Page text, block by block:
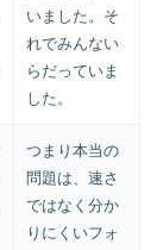
いました。そ
れでみんない
らだっていま
した。
つまり本当の
問題は、速さ
ではなく分か
りにくいフォ